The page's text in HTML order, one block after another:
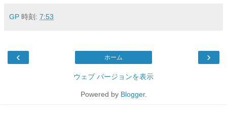
GP 時刻: 7:53
‹ ›
ホーム
ウェブ バージョンを表示
Powered by Blogger.